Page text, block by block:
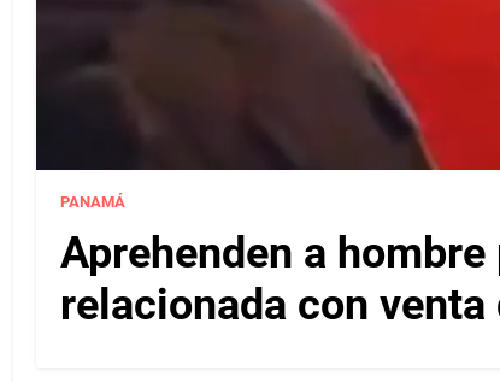
PANAMÁ
Aprehenden a
relacionada con venta